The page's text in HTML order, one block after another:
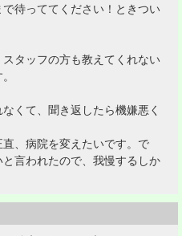
待っててください！ときつい
タッフの方も教えてくれない
くて、聞き返したら機嫌悪く
、病院を変えたいです。で
言われたので、我慢するしか